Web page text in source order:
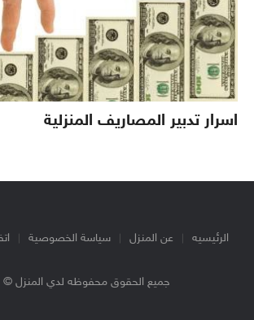
اسرار تدبير المصاريف المنزلية
الرئيسيه عن المنزل سياسة الخصوصية
جميع الحقوق محفوظه لدي المنزل © 2021